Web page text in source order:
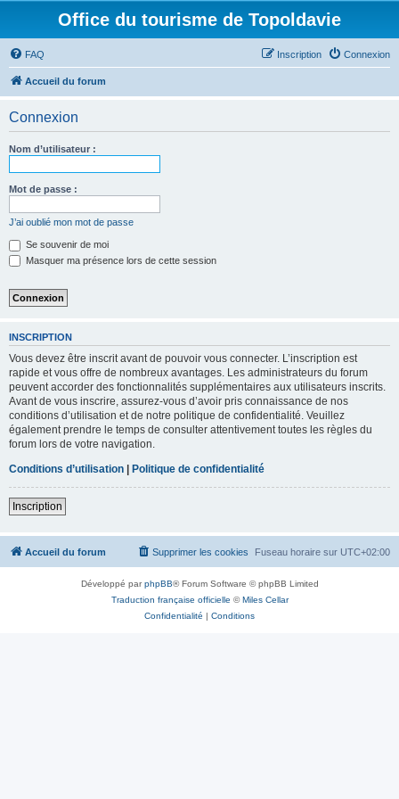
Office du tourisme de Topoldavie
FAQ Connexion
Inscription
Accueil du forum
Connexion
Nom d’utilisateur :
Mot de passe :
J’ai oublié mon mot de passe
Se souvenir de moi
Masquer ma présence lors de cette session
INSCRIPTION
Vous devez être inscrit avant de pouvoir vous connecter. L’inscription est
rapide et vous offre de nombreux avantages. Les administrateurs du forum
peuvent accorder des fonctionnalités supplémentaires aux utilisateurs inscrits.
Avant de vous inscrire, assurez-vous d’avoir pris connaissance de nos
conditions d’utilisation et de notre politique de confidentialité. Veuillez
également prendre le temps de consulter attentivement toutes les règles du
forum lors de votre navigation.
Conditions d’utilisation | Politique de confidentialité
Inscription
Accueil du forum Fuseau horaire sur UTC+02:00
Supprimer les cookies
Développé parphpBB® Forum Software © phpBB Limited
Traduction française officielle ©Miles Cellar
Confidentialité | Conditions